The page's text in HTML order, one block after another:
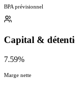
BPA prévisionnel
Capital &
7.59%
Marge nette